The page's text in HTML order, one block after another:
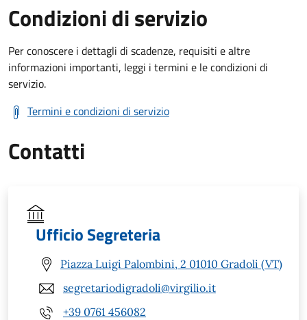
Condizioni di servizio
Per conoscere i dettagli di scadenze, requisiti e altre
informazioni importanti, leggi i termini e le condizioni di
servizio.
Termini e condizioni di servizio
Contatti
Ufficio Segreteria
Piazza Luigi Palombini, 2 01010 Gradoli (VT)
segretariodigradoli@virgilio.it
+39 0761 456082